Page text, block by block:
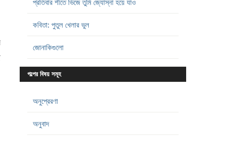
প্রতিবার শীতে ভিজে তুমি জ্যোস্না হয়ে যাও
কবিতা: পুতুল খেলার ভুল
জোনাকিগুলো
গল্পের বিষয় সমূহ
অনুপ্রেরণা
অনুবাদ